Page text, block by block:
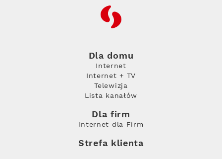
RFC
Dla domu
Internet
Internet + TV
Telewizja
Lista kanałów
Dla firm
Internet dla Firm
Strefa klienta